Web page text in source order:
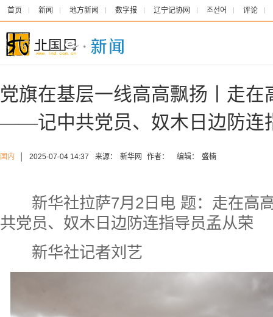
首页 新闻 地方新闻 数字报 辽宁记协网 조선어 评论
党旗在基层一线高高飘扬丨走在
——记中共党员、奴木日边防连
国内 2025-07-04 14:37 来源： 新华网 作者： 编辑： 盛楠
新华社拉萨7月2日电 题：走在高
共党员、奴木日边防连指导员孟从荣
新华社记者刘艺